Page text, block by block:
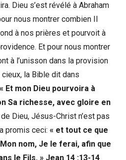
Dieu s’est révélé à Abraham
nous montrer combien Il
à nos prières et pourvoit à
Et pour nous montrer
à l’unisson dans la provision
la Bible dit dans
Et mon Dieu pourvoira à
Sa richesse, avec gloire en
Dieu, Jésus-Christ n’est pas
promis ceci: « et tout ce que
nom, Je le ferai, afin que
le Fils. » Jean 14 :13-14